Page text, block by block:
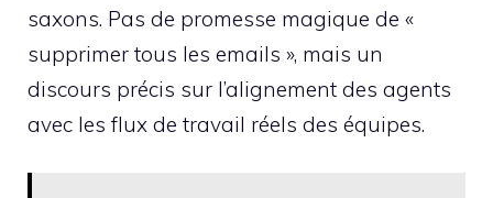
saxons. Pas de promesse magique de «
supprimer tous les emails », mais un
discours précis sur l’alignement des agents
avec les flux de travail réels des équipes.